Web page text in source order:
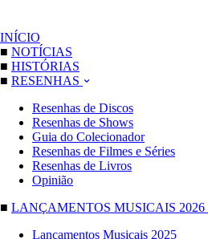
INÍCIO
■ NOTÍCIAS
■ HISTÓRIAS
■ RESENHAS
Resenhas de Discos
Resenhas de Shows
Guia do Colecionador
Resenhas de Filmes e Séries
Resenhas de Livros
Opinião
■ LANÇAMENTOS MUSICAIS 2026
Lançamentos Musicais 2025